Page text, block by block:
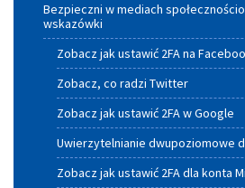
Bezpieczni w mediach
wskazówki
Zobacz jak ustawić 2FA na
Zobacz, co radzi Twitter
Zobacz jak ustawić 2FA w Google
Uwierzytelnianie dwupoziomowe
Zobacz jak ustawić 2FA dla konta